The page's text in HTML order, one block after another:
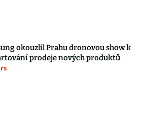
okouzlil Prahu dronovou show k
prodeje nových produktů